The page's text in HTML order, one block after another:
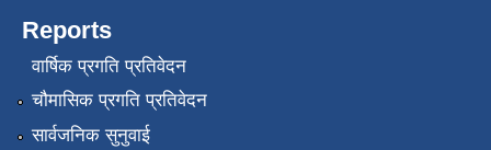
Reports
वार्षिक प्रगति प्रतिवेदन
चौमासिक प्रगति प्रतिवेदन
सार्वजनिक सुनुवाई